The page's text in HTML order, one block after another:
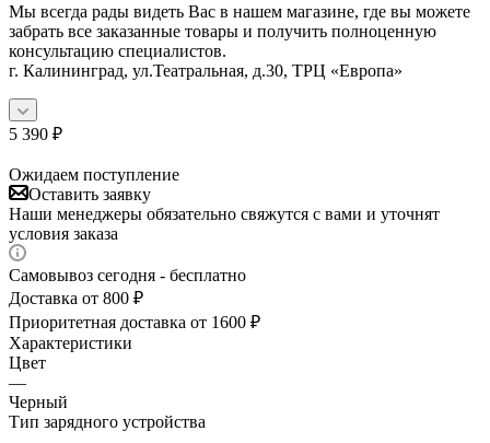
Мы всегда рады видеть Вас в нашем магазине, где вы можете
забрать все заказанные товары и получить полноценную
консультацию специалистов.
г. Калининград, ул.Театральная, д.30, ТРЦ «Европа»
5 390 ₽
Ожидаем поступление
Оставить заявку
Наши менеджеры обязательно свяжутся с вами и уточнят
условия заказа
Самовывоз сегодня - бесплатно
Доставка от 800 ₽
Приоритетная доставка от 1600 ₽
Характеристики
Цвет
—
Черный
Тип зарядного устройства